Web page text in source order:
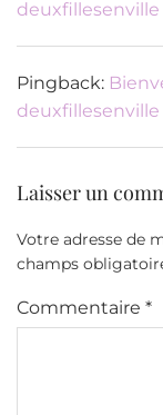
deuxfillesenville
Pingback:
deuxfillesenville
Laisser un
Votre adresse de
champs
Commentaire *